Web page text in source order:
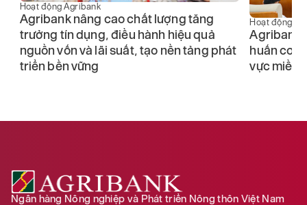
Hoạt động Agribank
Agribank nâng cao chất lượng tăng
trưởng tín dụng, điều hành hiệu quả
nguồn vốn và lãi suất, tạo nền tảng phát
triển bền vững
Hoạt động
Agribank
huấn cơ
vực miền
Ngân hàng Nông nghiệp và Phát triển Nông thôn Việt Nam